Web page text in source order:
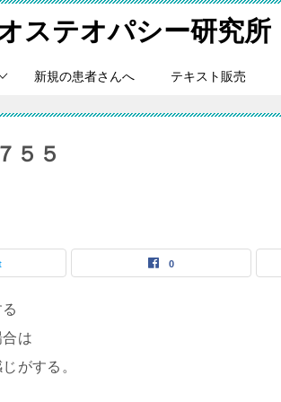
ステオパシー研究所
新規の患者さんへ テキスト販売
５５
0
は
がする。